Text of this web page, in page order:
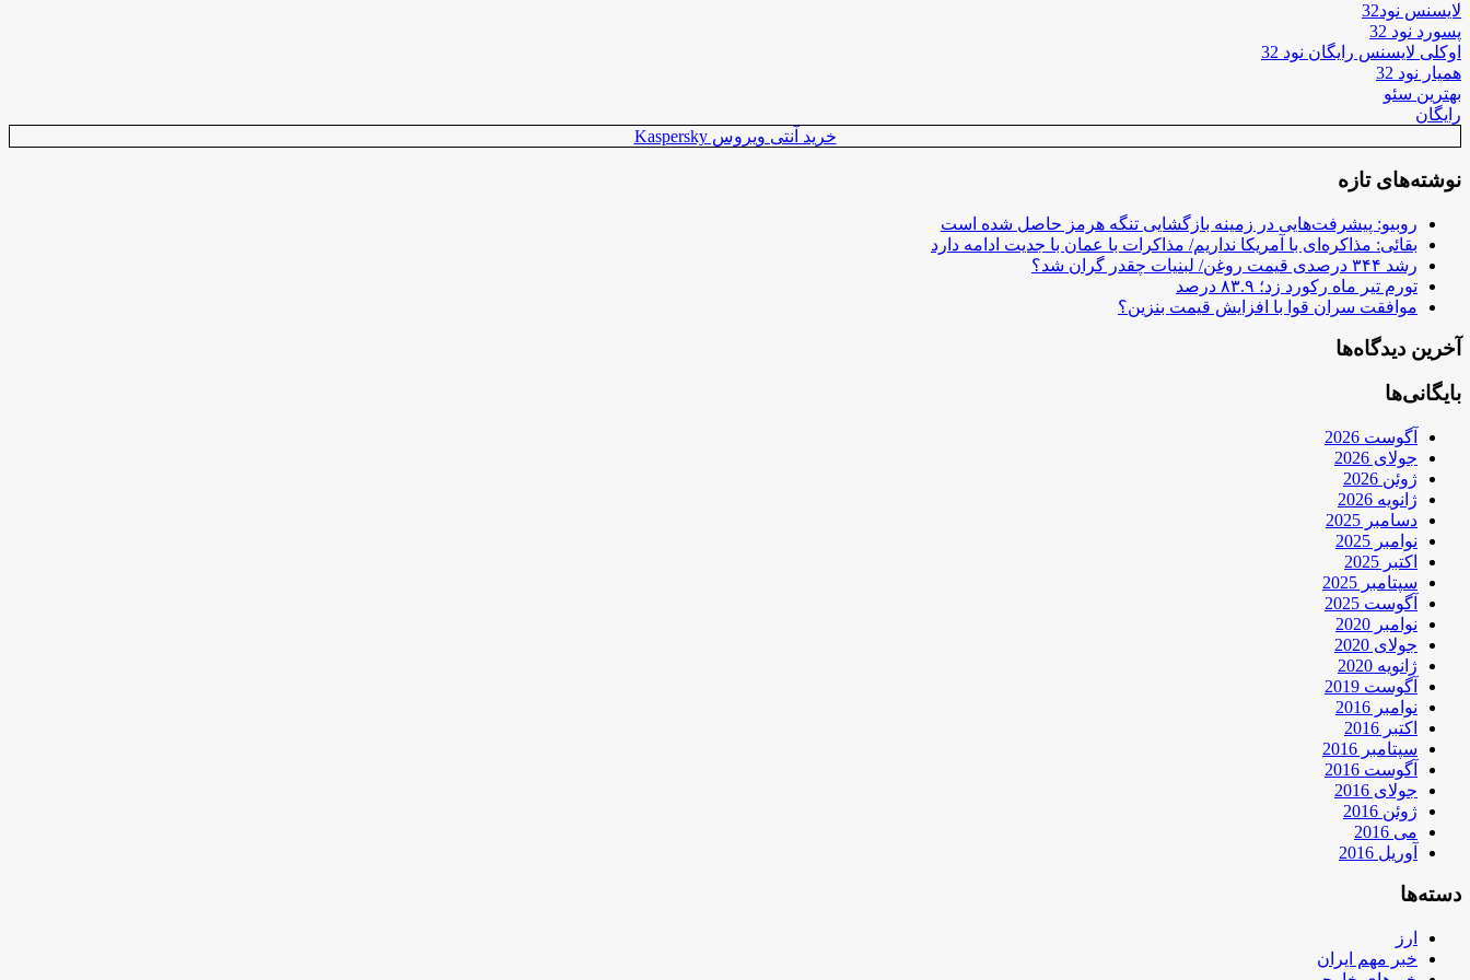
لایسنس نود32
پسورد نود 32
اوکلی لایسنس رایگان نود 32
همیار نود 32
بهترین سئو
رایگان
خرید آنتی ویروس Kaspersky
نوشته‌های تازه
روبیو: پیشرفت‌هایی در زمینه بازگشایی تنگه هرمز حاصل شده است
بقائی: مذاکره‌ای با آمریکا نداریم/ مذاکرات با عمان با جدیت ادامه دارد
رشد ۳۴۴ درصدی قیمت روغن/ لبنیات چقدر گران شد؟
تورم تیر ماه رکورد زد؛ ۸۳.۹ درصد
موافقت سران قوا با افزایش قیمت بنزین؟
آخرین دیدگاه‌ها
بایگانی‌ها
آگوست 2026
جولای 2026
ژوئن 2026
ژانویه 2026
دسامبر 2025
نوامبر 2025
اکتبر 2025
سپتامبر 2025
آگوست 2025
نوامبر 2020
جولای 2020
ژانویه 2020
آگوست 2019
نوامبر 2016
اکتبر 2016
سپتامبر 2016
آگوست 2016
جولای 2016
ژوئن 2016
می 2016
آوریل 2016
دسته‌ها
ارز
خبر مهم ایران